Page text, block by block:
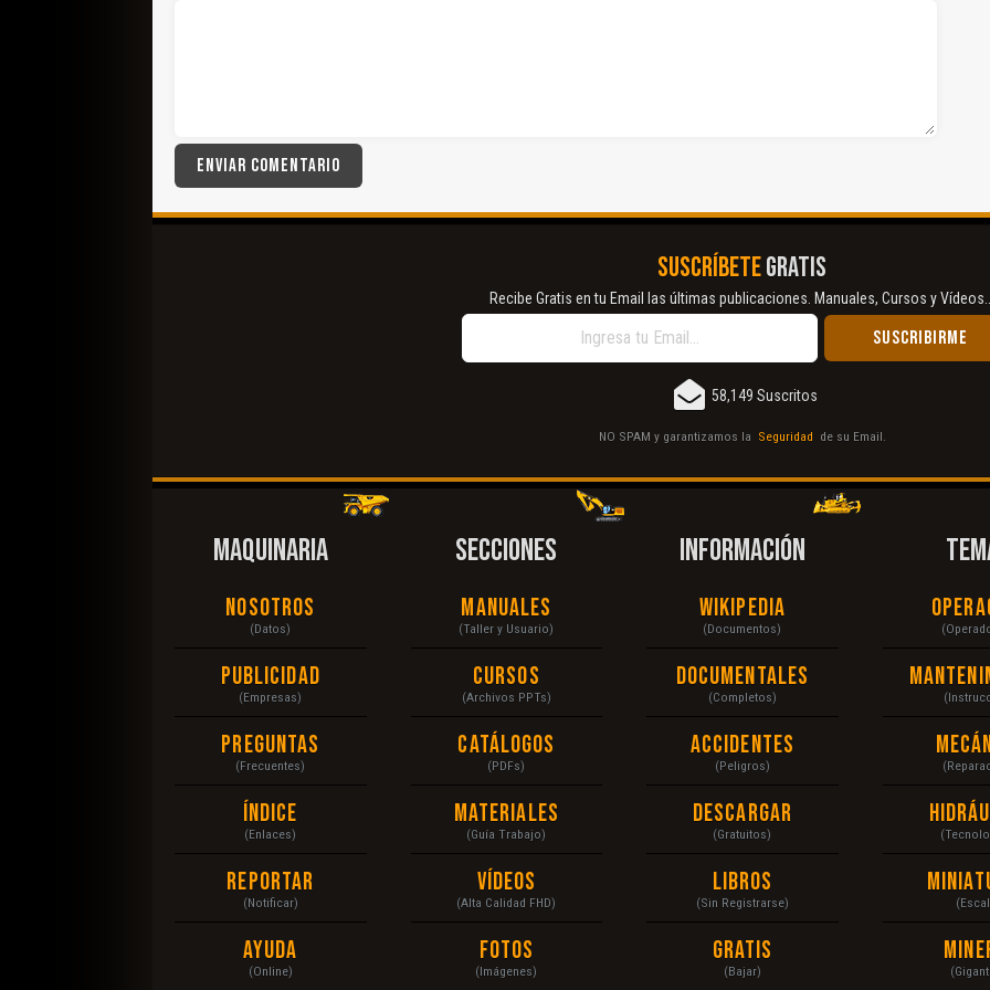
SUSCRÍBETEGRATIS
Recibe Gratis en tu Email las últimas publicaciones. Manuales, Cursos y
58,149 Suscritos
NO SPAM y garantizamos la Seguridad de su Email.
MAQUINARIA
Nosotros
(Datos)
Publicidad
(Empresas)
Preguntas
(Frecuentes)
Índice
(Enlaces)
Reportar
(Notificar)
Ayuda
(Online)
SECCIONES
Manuales
(Taller y Usuario)
Cursos
(Archivos PPTs)
Catálogos
(PDFs)
Materiales
(Guía Trabajo)
Vídeos
(Alta Calidad FHD)
Fotos
(Imágenes)
INFORMACIÓN
Wikipedia
(Documentos)
Documentales
(Completos)
Accidentes
(Peligros)
Descargar
(Gratuitos)
Libros
(Sin Registrarse)
Gratis
(Bajar)